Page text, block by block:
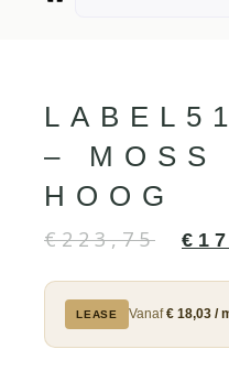
–
HOOG
€223,75 €
LEASE Vanaf€ 18,03 /